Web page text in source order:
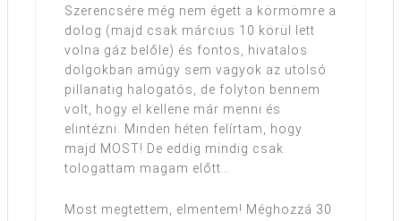
Szerencsére még nem égett a körmömre a
dolog (majd csak március 10 körül lett
volna gáz belőle) és fontos, hivatalos
dolgokban amúgy sem vagyok az utolsó
pillanatig halogatós, de folyton bennem
volt, hogy el kellene már menni és
elintézni. Minden héten felírtam, hogy
majd MOST! De eddig mindig csak
tologattam magam előtt…
Most megtettem, elmentem! Méghozzá 30